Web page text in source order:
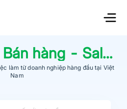
Bán hàng - Sale
làm từdoanh nghiệp hàng đầu tại Việt
Nam